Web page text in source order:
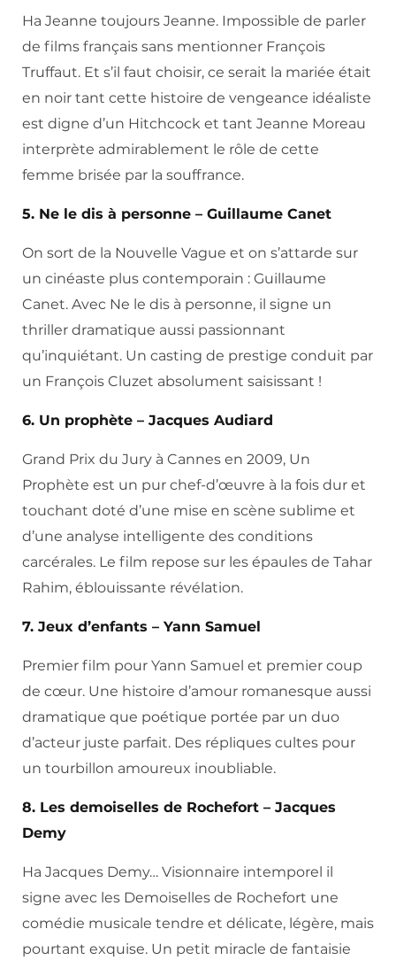
Ha Jeanne toujours Jeanne. Impossible de parler
de films français sans mentionner François
Truffaut. Et s’il faut choisir, ce serait la mariée était
en noir tant cette histoire de vengeance idéaliste
est digne d’un Hitchcock et tant Jeanne Moreau
interprète admirablement le rôle de cette
femme brisée par la souffrance.
5. Ne le dis à personne – Guillaume Canet
On sort de la Nouvelle Vague et on s’attarde sur
un cinéaste plus contemporain : Guillaume
Canet. Avec Ne le dis à personne, il signe un
thriller dramatique aussi passionnant
qu’inquiétant. Un casting de prestige conduit par
un François Cluzet absolument saisissant !
6. Un prophète – Jacques Audiard
Grand Prix du Jury à Cannes en 2009, Un
Prophète est un pur chef-d’œuvre à la fois dur et
touchant doté d’une mise en scène sublime et
d’une analyse intelligente des conditions
carcérales. Le film repose sur les épaules de Tahar
Rahim, éblouissante révélation.
7. Jeux d’enfants – Yann Samuel
Premier film pour Yann Samuel et premier coup
de cœur. Une histoire d’amour romanesque aussi
dramatique que poétique portée par un duo
d’acteur juste parfait. Des répliques cultes pour
un tourbillon amoureux inoubliable.
8. Les demoiselles de Rochefort – Jacques
Demy
Ha Jacques Demy… Visionnaire intemporel il
signe avec les Demoiselles de Rochefort une
comédie musicale tendre et délicate, légère, mais
pourtant exquise. Un petit miracle de fantaisie